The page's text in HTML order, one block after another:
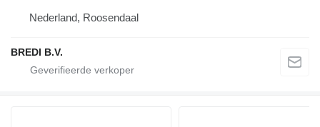
Nederland, Roosendaal
BREDI B.V.